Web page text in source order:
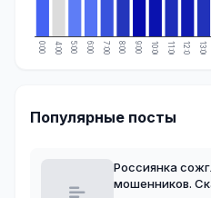
0:00 4:00 5:00 6:00 7:00 8:00 9:00 10:00 11:00 12:00 13:00
Популярные посты
Россиянка
мошенников. Скамер в прямом эфире